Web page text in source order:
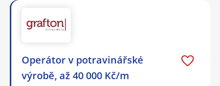
Operátor v potravinářské
výrobě, až 40 000 Kč/m